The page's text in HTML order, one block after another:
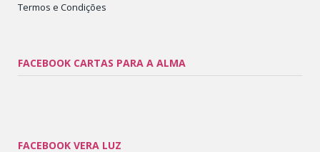
Termos e Condições
FACEBOOK CARTAS PARA A ALMA
FACEBOOK VERA LUZ